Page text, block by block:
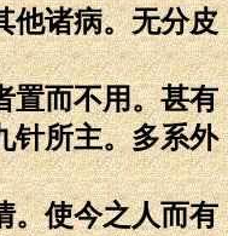
他诸病。无分皮
置而不用。甚有
针所主。多系外
。使今之人而有